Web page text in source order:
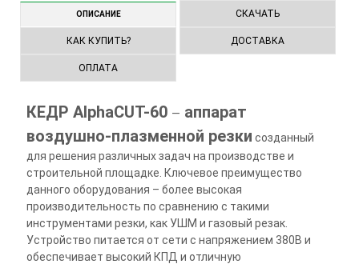
ОПИСАНИЕ СКАЧАТЬ
КАК КУПИТЬ? ДОСТАВКА
ОПЛАТА
КЕДР AlphaCUT-60 — аппарат
воздушно-плазменной резки созданный
для решения различных задач на производстве и
строительной площадке. Ключевое преимущество
данного оборудования – более высокая
производительность по сравнению с такими
инструментами резки, как УШМ и газовый резак.
Устройство питается от сети с напряжением 380В и
обеспечивает высокий КПД и отличную